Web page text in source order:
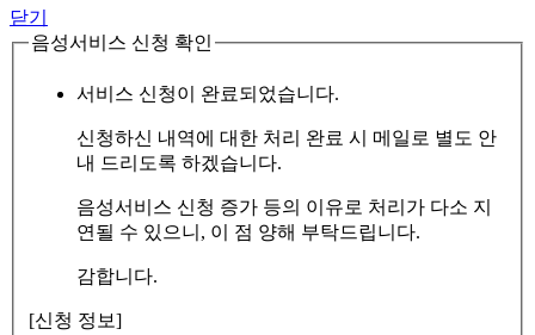
닫기
음성서비스 신청 확인
서비스 신청이 완료되었습니다.
신청하신 내역에 대한 처리 완료 시 메일로 별도 안
내 드리도록 하겠습니다.
음성서비스 신청 증가 등의 이유로 처리가 다소 지
연될 수 있으니, 이 점 양해 부탁드립니다.
감합니다.
[신청 정보]